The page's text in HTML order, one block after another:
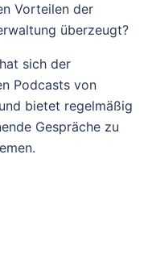
Vorteilen der
überzeugt?
sich der
Podcasts von
bietet regelmäßig
Gespräche zu